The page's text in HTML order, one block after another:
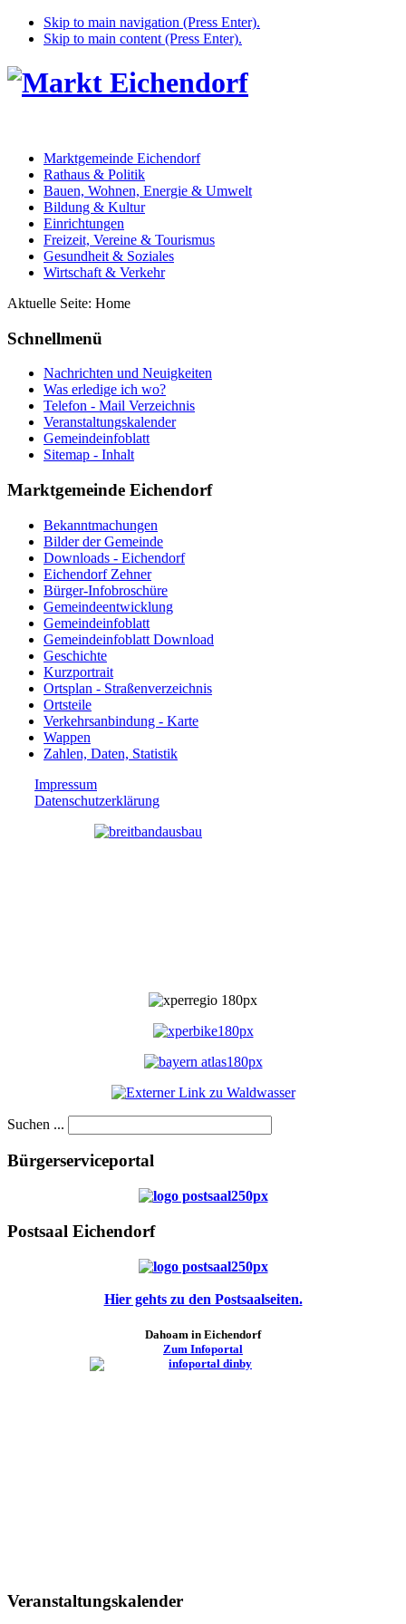
Skip to main navigation (Press Enter).
Skip to main content (Press Enter).
Marktgemeinde Eichendorf
Rathaus & Politik
Bauen, Wohnen, Energie & Umwelt
Bildung & Kultur
Einrichtungen
Freizeit, Vereine & Tourismus
Gesundheit & Soziales
Wirtschaft & Verkehr
Aktuelle Seite: Home
Schnellmenü
Nachrichten und Neuigkeiten
Was erledige ich wo?
Telefon - Mail Verzeichnis
Veranstaltungskalender
Gemeindeinfoblatt
Sitemap - Inhalt
Marktgemeinde Eichendorf
Bekanntmachungen
Bilder der Gemeinde
Downloads - Eichendorf
Eichendorf Zehner
Bürger-Infobroschüre
Gemeindeentwicklung
Gemeindeinfoblatt
Gemeindeinfoblatt Download
Geschichte
Kurzportrait
Ortsplan - Straßenverzeichnis
Ortsteile
Verkehrsanbindung - Karte
Wappen
Zahlen, Daten, Statistik
Impressum
Datenschutzerklärung
Suchen ...
Bürgerserviceportal
Postsaal Eichendorf
Hier gehts zu den Postsaalseiten.
Dahoam in Eichendorf
Zum Infoportal
Veranstaltungskalender